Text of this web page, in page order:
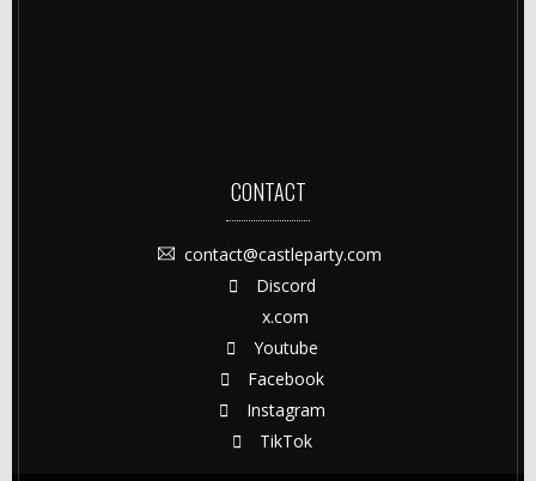
CONTACT
contact@castleparty.com
Discord
x.com
Youtube
Facebook
Instagram
TikTok